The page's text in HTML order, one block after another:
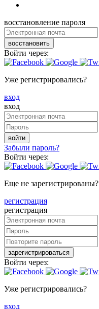
восстановление пароля
восстановить
Войти через:
Уже регистрировались?
вход
вход
войти
Забыли пароль?
Войти через:
Еще не зарегистрированы?
регистрация
регистрация
зарегистрироваться
Войти через:
Уже регистрировались?
вход